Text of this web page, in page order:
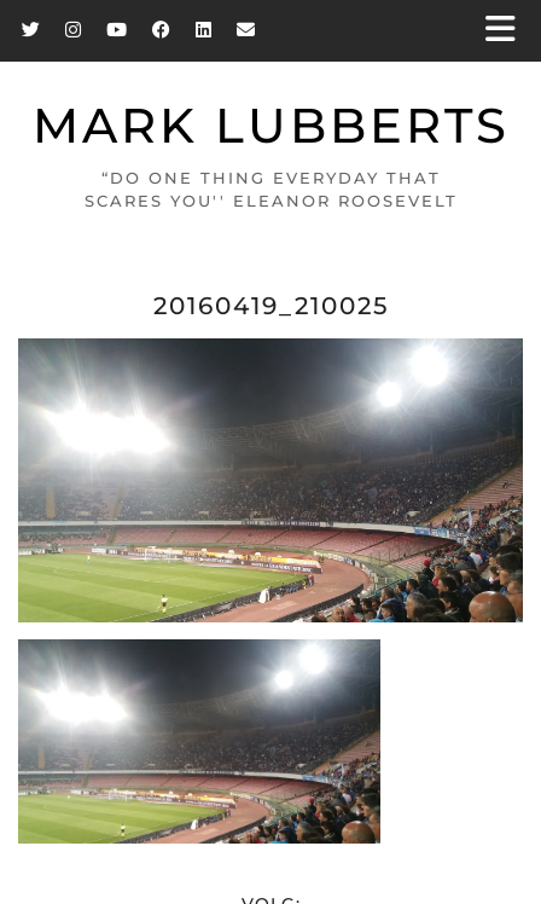
MARK LUBBERTS
“DO ONE THING EVERYDAY THAT
SCARES YOU'' ELEANOR ROOSEVELT
20160419_210025